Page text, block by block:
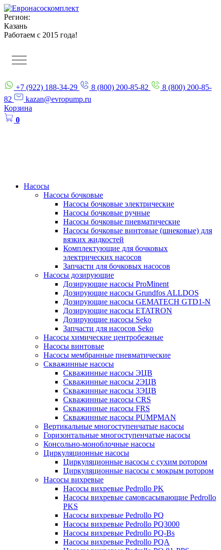
Регион:
Казань
Работаем с 2015 года!
+7 (922) 188-34-29 8 (800) 200-85-82
8 (800) 200-85-
82
kazan@evropump.ru
Корзина
0
Насосы
Насосы бочковые
Насосы бочковые электрические
Насосы бочковые ручные
Насосы бочковые пневматические
Насосы бочковые винтовые (шнековые) для
вязких жидкостей
Комплектующие для бочковых
электрических насосов
Запчасти для бочковых насосов
Насосы дозирующие
Дозирующие насосы ProMinent
Дозирующие насосы Grundfos ALLDOS
Дозирующие насосы GEMATECH GTD1-N
Дозирующие насосы ETATRON
Дозирующие насосы Seko
Запчасти для насосов Seko
Насосы химические центробежные
Насосы винтовые
Насосы мембранные пневматические
Скважинные насосы
Скважинные насосы ЭЦВ
Скважинные насосы 2ЭЦВ
Скважинные насосы 3ЭЦВ
Скважинные насосы CRS
Скважинные насосы FRS
Скважинные насосы PUMPMAN
Вертикальные многоступенчатые насосы
Горизонтальные многоступенчатые насосы
Консольно-моноблочные насосы
Циркуляционные насосы
Циркуляционные насосы с сухим ротором
Циркуляционные насосы с мокрым ротором
Насосы вихревые
Насосы вихревые Pedrollo PK
Насосы вихревые самовсасывающие Pedrollo
PKS
Насосы вихревые Pedrollo PQ
Насосы вихревые Pedrollo PQ3000
Насосы вихревые Pedrollo PQ-Bs
Насосы вихревые Pedrollo PQA